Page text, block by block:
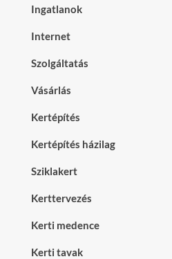
Ingatlanok
Internet
Szolgáltatás
Vásárlás
Kertépítés
Kertépítés házilag
Sziklakert
Kerttervezés
Kerti medence
Kerti tavak